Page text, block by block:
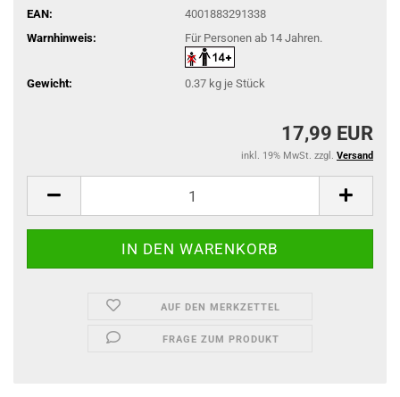
EAN:
4001883291338
Warnhinweis:
Für Personen ab 14 Jahren.
Gewicht: 0.37kg je Stück
17,99 EUR
inkl. 19% MwSt. zzgl. Versand
AUF DEN MERKZETTEL
FRAGE ZUM PRODUKT